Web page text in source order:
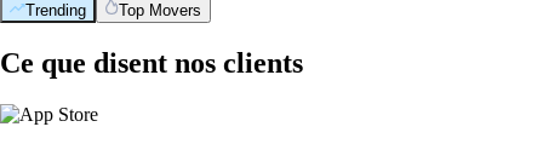
Trending Top Movers
Ce que disent nos clients